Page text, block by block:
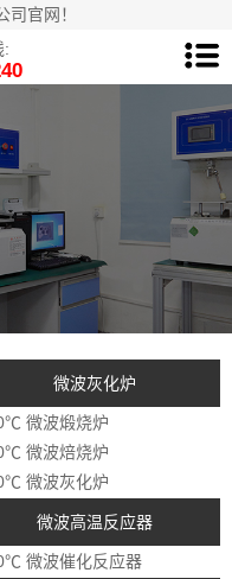
官网！
:
微波灰化炉
微波煅烧炉
微波焙烧炉
微波灰化炉
微波高温反应器
微波催化反应器